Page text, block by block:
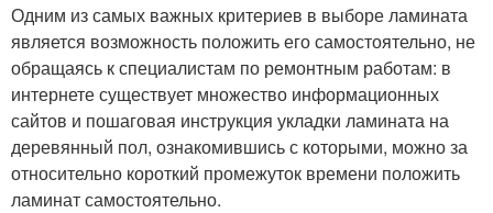
Одним из самых важных критериев в выборе ламината
является возможность положить его самостоятельно, не
обращаясь к специалистам по ремонтным работам: в
интернете существует множество информационных
сайтов и пошаговая инструкция укладки ламината на
деревянный пол, ознакомившись с которыми, можно за
относительно короткий промежуток времени положить
ламинат самостоятельно.